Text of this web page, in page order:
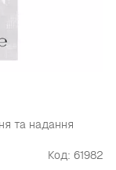
та надання
Код: 61982